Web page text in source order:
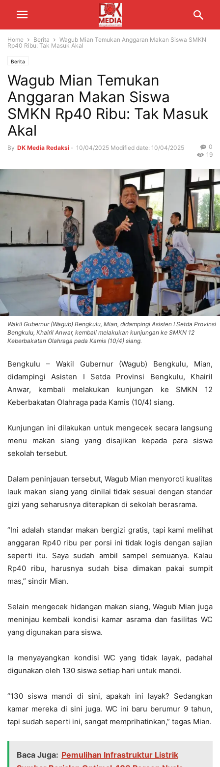
Home Berita
Wagub Mian Temukan Anggaran Makan Siswa SMKN
Rp40 Ribu: Tak Masuk Akal
Berita
Wagub Mian Temukan
Anggaran Makan Siswa
SMKN Rp40 Ribu: Tak Masuk
Akal
By DK Media Redaksi - 10/04/2025 Modified date: 10/04/2025
0
19
Wakil Gubernur (Wagub) Bengkulu, Mian, didampingi Asisten I Setda Provinsi
Bengkulu, Khairil Anwar, kembali melakukan kunjungan ke SMKN 12
Keberbakatan Olahraga pada Kamis (10/4) siang.
Bengkulu – Wakil Gubernur (Wagub) Bengkulu, Mian,
didampingi Asisten I Setda Provinsi Bengkulu, Khairil
Anwar, kembali melakukan kunjungan ke SMKN 12
Keberbakatan Olahraga pada Kamis (10/4) siang.
Kunjungan ini dilakukan untuk mengecek secara langsung
menu makan siang yang disajikan kepada para siswa
sekolah tersebut.
Dalam peninjauan tersebut, Wagub Mian menyoroti kualitas
lauk makan siang yang dinilai tidak sesuai dengan standar
gizi yang seharusnya diterapkan di sekolah berasrama.
“Ini adalah standar makan bergizi gratis, tapi kami melihat
anggaran Rp40 ribu per porsi ini tidak logis dengan sajian
seperti itu. Saya sudah ambil sampel semuanya. Kalau
Rp40 ribu, harusnya sudah bisa dimakan pakai sumpit
mas,” sindir Mian.
Selain mengecek hidangan makan siang, Wagub Mian juga
meninjau kembali kondisi kamar asrama dan fasilitas WC
yang digunakan para siswa.
Ia menyayangkan kondisi WC yang tidak layak, padahal
digunakan oleh 130 siswa setiap hari untuk mandi.
“130 siswa mandi di sini, apakah ini layak? Sedangkan
kamar mereka di sini juga. WC ini baru berumur 9 tahun,
tapi sudah seperti ini, sangat memprihatinkan,” tegas Mian.
Baca Juga: Pemulihan Infrastruktur Listrik